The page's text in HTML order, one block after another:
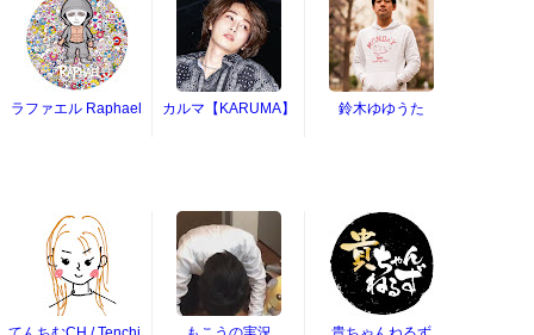
ラファエル Raphael カルマ【KARUMA】 鈴木ゆゆうた